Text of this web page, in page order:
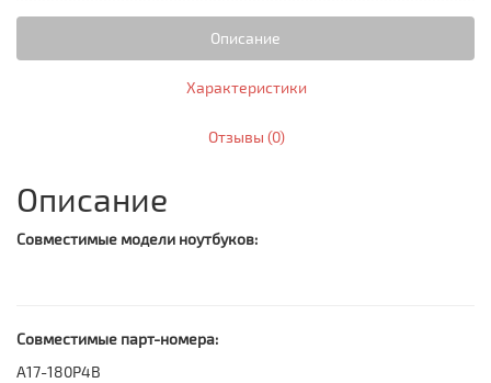
Описание
Характеристики
Отзывы (0)
Описание
Совместимые модели ноутбуков:
Совместимые парт-номера:
A17-180P4B